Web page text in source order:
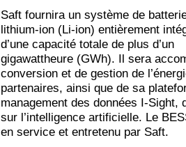
Saft fournira un système de
lithium-ion (Li-ion) entièrement
d’une capacité totale de plus d’un
gigawattheure (GWh). Il sera
conversion et de gestion de
partenaires, ainsi que de sa
management des données I-Sight,
sur l’intelligence artificielle. Le
en service et entretenu par Saft.